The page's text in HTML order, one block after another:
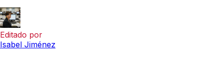
Editado por
Isabel Jiménez